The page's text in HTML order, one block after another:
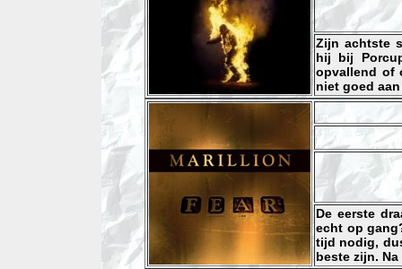
Zijn achtste
hij bij
opvallend of
niet goed
De eerste
echt op
tijd nodig,
beste zijn.